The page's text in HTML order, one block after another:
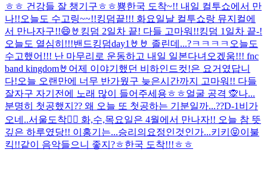
ㅎㅎ 건강들 잘 챙기구ㅎㅎ뿅한국 도착~!! 내일 컬투쇼에서 만
나!!오늘도 수고링~~!!킹덤끝!!! 화요일날 컬투쇼랑 뮤지컬에
서 만나자구!!😄🤘 킹덤 2일차 끝! 다들 고마워!!킹덤 1일차 끝-!
오늘도 열심히!!!밴드킹덤day1🤘🤘 졸린데...?ㅋㅋㅋㅋ 오늘도
수고했어!!! 난 마무리로 운동하고 내일 일본다녀오겠움!!! fnc
band kingdom🤘 어제 이야기했던 비하인드컷!은 요거였답니
다!오늘 오랜만에 너무 반가웠구 늦은시간까지 고마워!! 다들
잘자구 자기전에 노래 많이 들어주세용ㅎㅎ얼굴 공격 🙊나...
분명히 첫공했지?? 왜 오늘 또 첫공하는 기분일까...??D-1 비가
오네..서울도착😵‍💫 화,수,목요일은 4월에서 만나자!! 오늘 참 뜻
깊은 하루였당!! 이홍기는...승리의요정인것인가...키키😝이불
킥!!같이 음악들으니 좋지?ㅎ한국 도착!!!ㅎㅎ